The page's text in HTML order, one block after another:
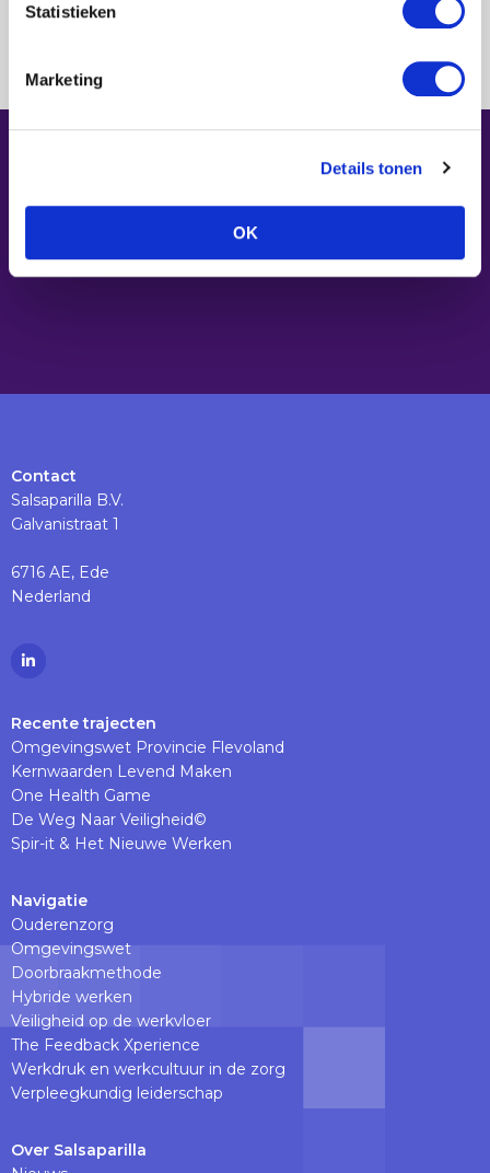
Statistieken
Marketing
Details tonen
OK
Recente trajecten
Contact
Salsaparilla B.V.
Galvanistraat 1
6716 AE, Ede
Nederland
Ga
Linkedinpagina
Recente trajecten
Omgevingswet Provincie Flevoland
Kernwaarden Levend Maken
One Health Game
De Weg Naar Veiligheid©
Spir-it & Het Nieuwe Werken
Navigatie
Ouderenzorg
Omgevingswet
Doorbraakmethode
Hybride werken
Veiligheid op de werkvloer
The Feedback Xperience
Werkdruk en werkcultuur in de zorg
Verpleegkundig leiderschap
Over Salsaparilla